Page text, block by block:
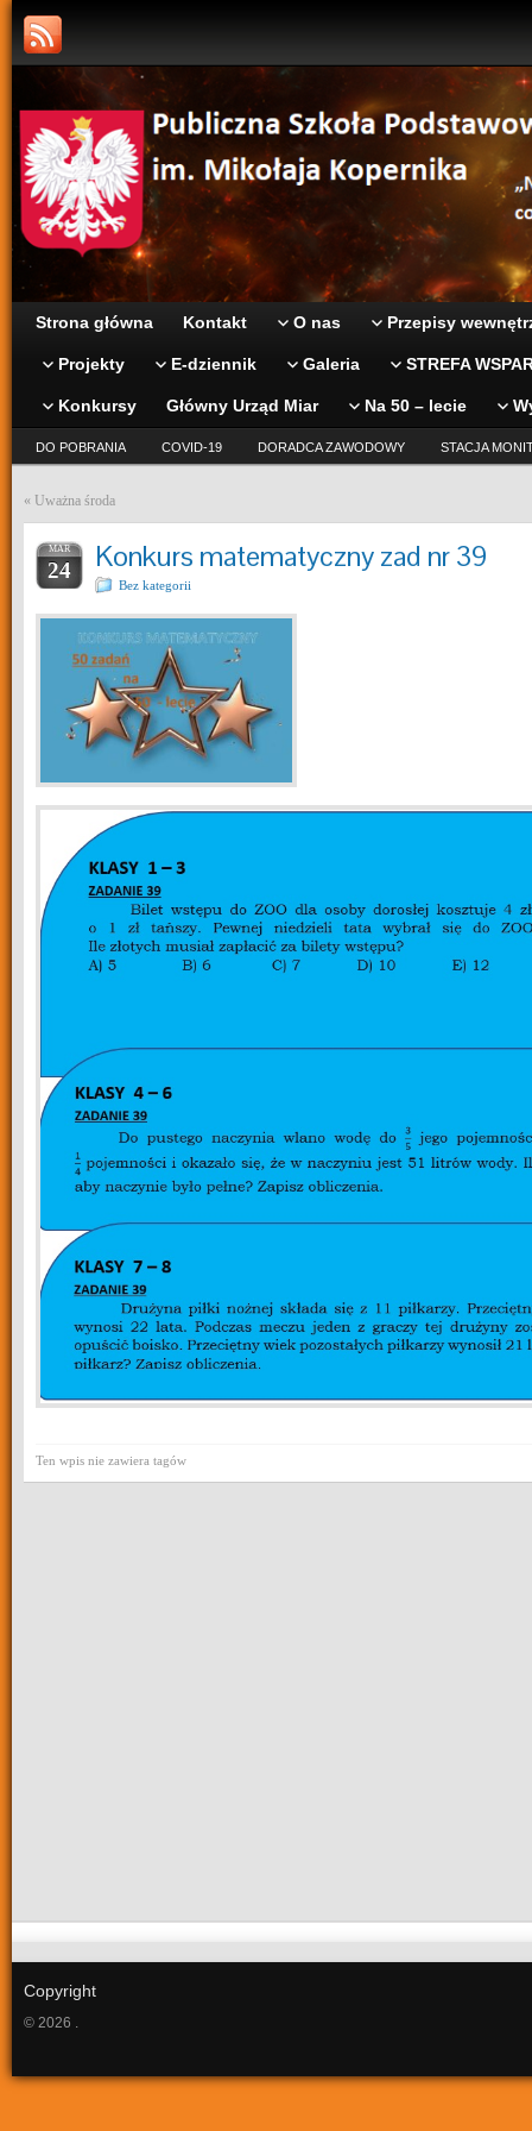
Strona główna Kontakt O nas Przepisy
Projekty E-dziennik Galeria STREFA
Konkursy Główny Urząd Miar Na 50 – lecie
DO POBRANIA COVID-19 DORADCA ZAWODOWY STACJA
« Uważna środa
MAR
24 Konkurs matematyczny zad nr 39
Bez kategorii
Ten wpis nie zawiera tagów
Copyright
© 2026 .